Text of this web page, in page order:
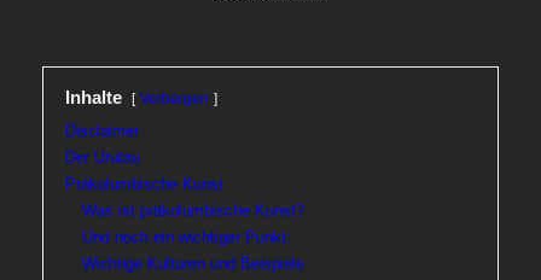
Inhalte Verbergen
Disclaimer
Der Urutau
Präkolumbische Kunst
Was ist präkolumbische Kunst?
Und noch ein wichtiger Punkt:
Wichtige Kulturen und Beispiele